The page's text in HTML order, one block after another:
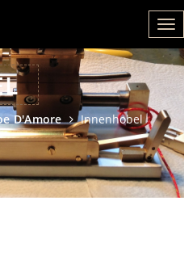
D'Amore Innenhobel